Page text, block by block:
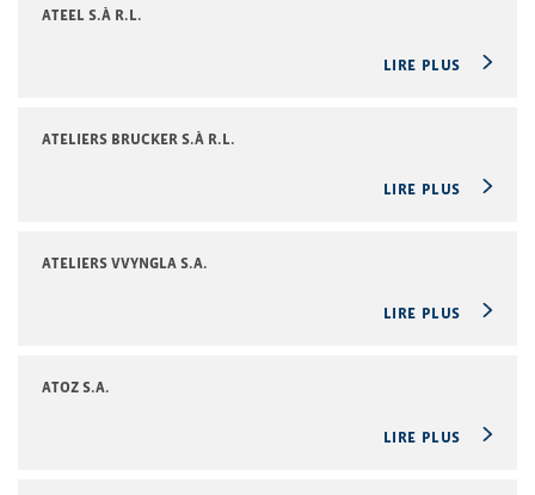
ATEEL S.À R.L.
LIRE PLUS
ATELIERS BRUCKER S.À R.L.
LIRE PLUS
ATELIERS VVYNGLA S.A.
LIRE PLUS
ATOZ S.A.
LIRE PLUS